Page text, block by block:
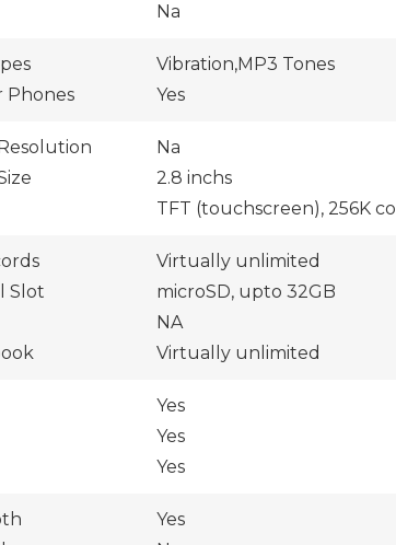
Na
Phones
Vibration,MP3 Tones
Yes
Na
2.8 inchs
TFT (touchscreen), 256K
Slot
Virtually unlimited
microSD, upto 32GB
NA
Virtually unlimited
Yes
Yes
Yes
Yes